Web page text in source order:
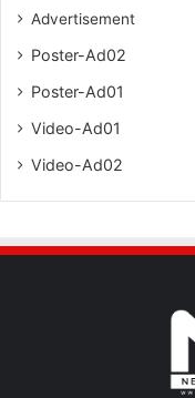
Advertisement
Poster-Ad02
Poster-Ad01
Video-Ad01
Video-Ad02